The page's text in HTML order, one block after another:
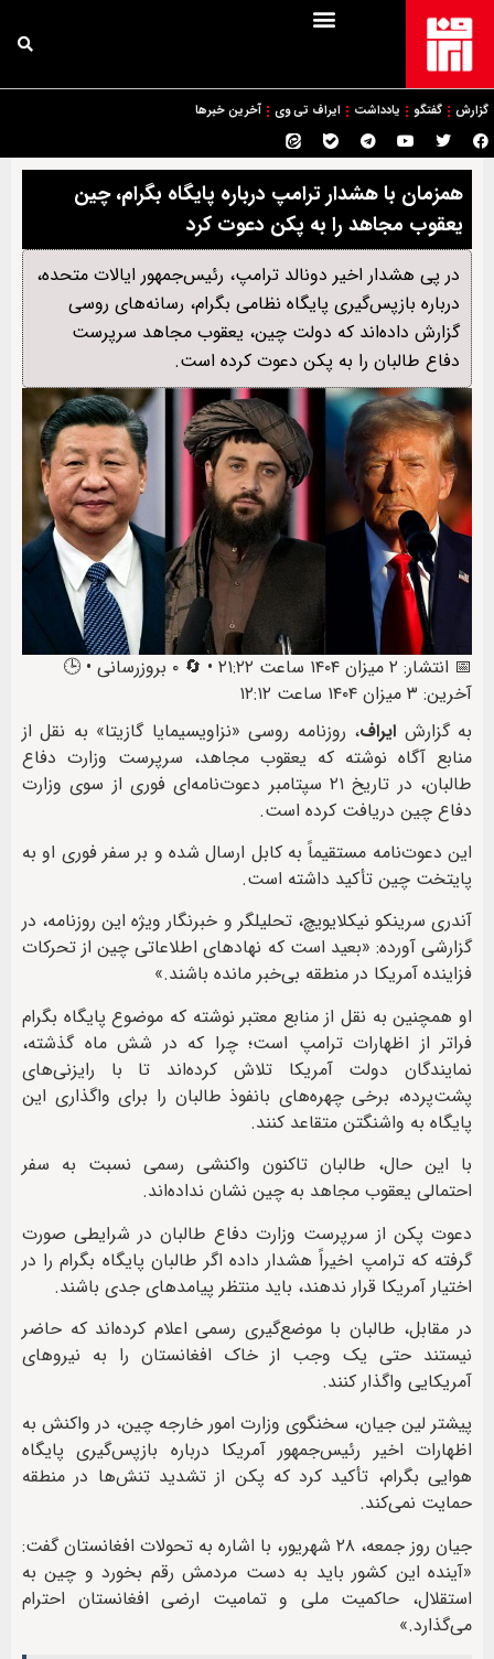
گزارش گفتگو یادداشت ایراف تی وی آخرین خبرها
همزمان با هشدار ترامپ درباره پایگاه بگرام، چین
یعقوب مجاهد را به پکن دعوت کرد
در پی هشدار اخیر دونالد ترامپ، رئیس‌جمهور ایالات متحده،
درباره بازپس‌گیری پایگاه نظامی بگرام، رسانه‌های روسی
گزارش داده‌اند که دولت چین، یعقوب مجاهد سرپرست
دفاع طالبان را به پکن دعوت کرده است.
📅 انتشار: ۲ میزان ۱۴۰۴ ساعت ۲۱:۲۲ • 🔄 ۰ بروزرسانی • 🕒
آخرین: ۳ میزان ۱۴۰۴ ساعت ۱۲:۱۲
به گزارش ایراف، روزنامه روسی «نزاویسیمایا گازیتا» به نقل از
منابع آگاه نوشته که یعقوب مجاهد، سرپرست وزارت دفاع
طالبان، در تاریخ ۲۱ سپتامبر دعوت‌نامه‌ای فوری از سوی وزارت
دفاع چین دریافت کرده است.
این دعوت‌نامه مستقیماً به کابل ارسال شده و بر سفر فوری او به
پایتخت چین تأکید داشته است.
آندری سرینکو نیکلایویچ، تحلیلگر و خبرنگار ویژه این روزنامه، در
گزارشی آورده: «بعید است که نهادهای اطلاعاتی چین از تحرکات
فزاینده آمریکا در منطقه بی‌خبر مانده باشند.»
او همچنین به نقل از منابع معتبر نوشته که موضوع پایگاه بگرام
فراتر از اظهارات ترامپ است؛ چرا که در شش ماه گذشته،
نمایندگان دولت آمریکا تلاش کرده‌اند تا با رایزنی‌های
پشت‌پرده، برخی چهره‌های بانفوذ طالبان را برای واگذاری این
پایگاه به واشنگتن متقاعد کنند.
با این حال، طالبان تاکنون واکنشی رسمی نسبت به سفر
احتمالی یعقوب مجاهد به چین نشان نداده‌اند.
دعوت پکن از سرپرست وزارت دفاع طالبان در شرایطی صورت
گرفته که ترامپ اخیراً هشدار داده اگر طالبان پایگاه بگرام را در
اختیار آمریکا قرار ندهند، باید منتظر پیامدهای جدی باشند.
در مقابل، طالبان با موضع‌گیری رسمی اعلام کرده‌اند که حاضر
نیستند حتی یک وجب از خاک افغانستان را به نیروهای
آمریکایی واگذار کنند.
پیشتر لین جیان، سخنگوی وزارت امور خارجه چین، در واکنش به
اظهارات اخیر رئیس‌جمهور آمریکا درباره بازپس‌گیری پایگاه
هوایی بگرام، تأکید کرد که پکن از تشدید تنش‌ها در منطقه
حمایت نمی‌کند.
جیان روز جمعه، ۲۸ شهریور، با اشاره به تحولات افغانستان گفت:
«آینده این کشور باید به دست مردمش رقم بخورد و چین به
استقلال، حاکمیت ملی و تمامیت ارضی افغانستان احترام
می‌گذارد.»